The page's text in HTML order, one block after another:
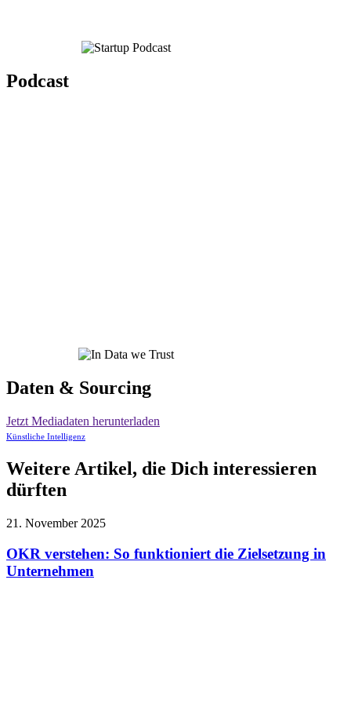
Podcast
Daten & Sourcing
Jetzt Mediadaten herunterladen
Künstliche Intelligenz
Weitere Artikel, die Dich interessieren
dürften
21. November 2025
OKR verstehen: So funktioniert die Zielsetzung in
Unternehmen